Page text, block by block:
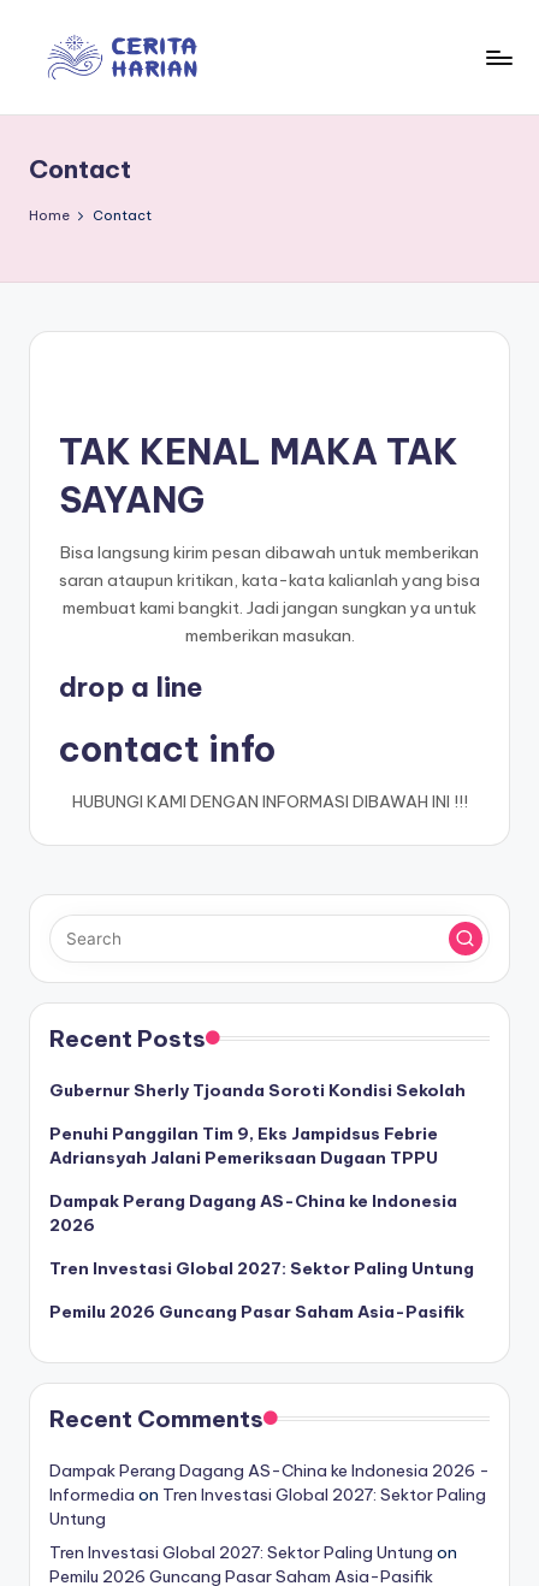
o
r
d
for
Everyday
Life”
Contact
Home Contact
TAK KENAL MAKA TAK
SAYANG
Bisa langsung kirim pesan dibawah untuk memberikan
saran ataupun kritikan, kata-kata kalianlah yang bisa
membuat kami bangkit. Jadi jangan sungkan ya untuk
memberikan masukan.
drop a line
contact info
HUBUNGI KAMI DENGAN INFORMASI DIBAWAH INI !!!
Recent Posts
Gubernur Sherly Tjoanda Soroti Kondisi Sekolah
Penuhi Panggilan Tim 9, Eks Jampidsus Febrie
Adriansyah Jalani Pemeriksaan Dugaan TPPU
Dampak Perang Dagang AS-China ke Indonesia
2026
Tren Investasi Global 2027: Sektor Paling Untung
Pemilu 2026 Guncang Pasar Saham Asia-Pasifik
Recent Comments
Dampak Perang Dagang AS-China ke Indonesia 2026 -
Informedia on Tren Investasi Global 2027: Sektor Paling
Untung
Tren Investasi Global 2027: Sektor Paling Untung on
Pemilu 2026 Guncang Pasar Saham Asia-Pasifik